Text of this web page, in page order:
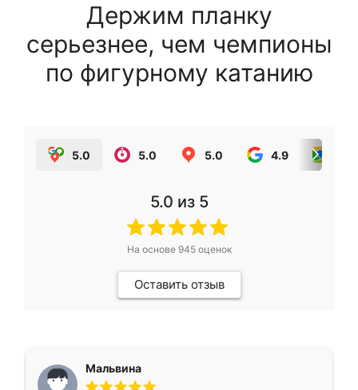
Держим планку
серьезнее, чем чемпионы
по фигурному катанию
5.0 5.0 5.0 4.9
5.0 из 5
На основе 945оценок
Оставить отзыв
Мальвина